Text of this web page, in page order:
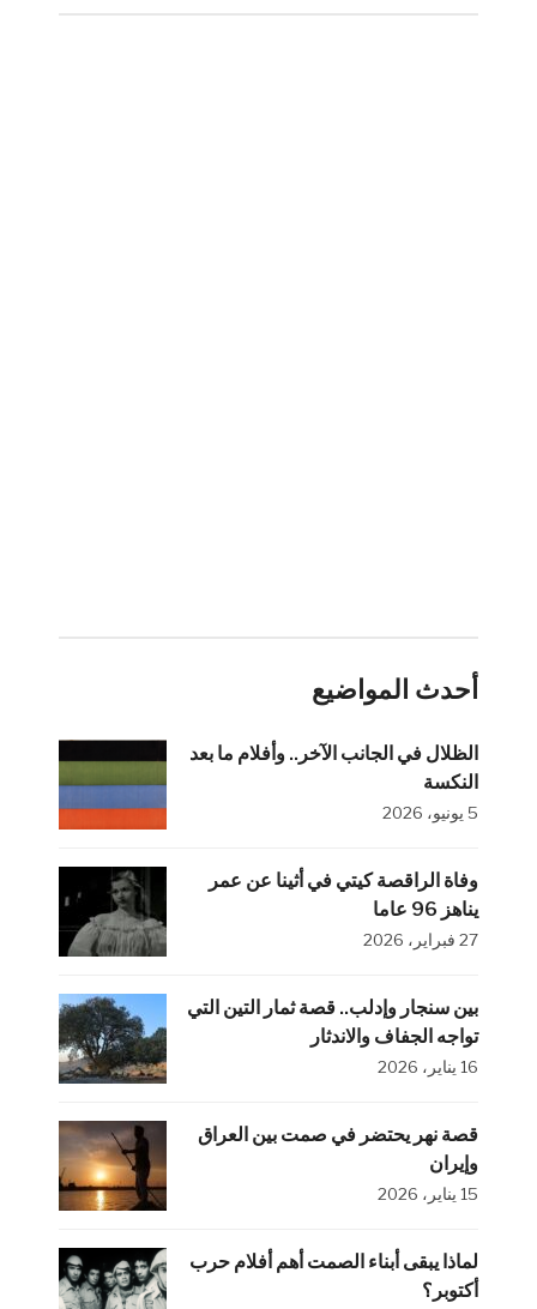
أحدث المواضيع
الظلال في الجانب الآخر.. وأفلام ما بعد
النكسة
5 يونيو، 2026
وفاة الراقصة كيتي في أثينا عن عمر
يناهز 96 عاما
27 فبراير، 2026
بين سنجار وإدلب.. قصة ثمار التين التي
تواجه الجفاف والاندثار
16 يناير، 2026
قصة نهر يحتضر في صمت بين العراق
وإيران
15 يناير، 2026
لماذا يبقى أبناء الصمت أهم أفلام حرب
أكتوبر؟